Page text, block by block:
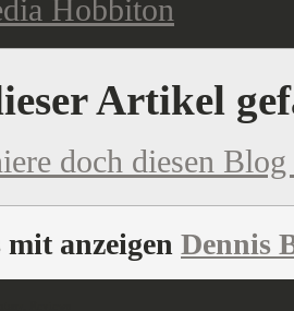
Hobbiton
Artikel
doch diesen
anzeigen Dennis